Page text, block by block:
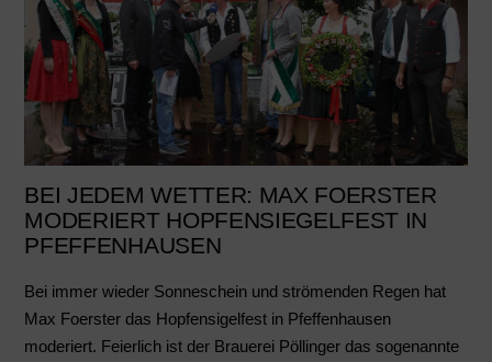
BEI JEDEM WETTER: MAX FOERSTER
MODERIERT HOPFENSIEGELFEST IN
PFEFFENHAUSEN
Bei immer wieder Sonneschein und strömenden Regen hat
Max Foerster das Hopfensigelfest in Pfeffenhausen
moderiert. Feierlich ist der Brauerei Pöllinger das sogenannte